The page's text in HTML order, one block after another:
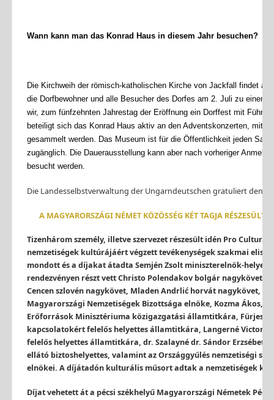
Wann kann man das Konrad Haus in diesem Jahr besuchen?
Die Kirchweih der römisch-katholischen Kirche von Jackfall findet
die Dorfbewohner und alle Besucher des Dorfes am 2. Juli zu
wir, zum fünfzehnten Jahrestag der Eröffnung ein Dorffest mit
beteiligt sich das Konrad Haus aktiv an den Adventskonzerten, mit
gesammelt werden. Das Museum ist für die Öffentlichkeit jeden
zugänglich. Die Dauerausstellung kann aber nach vorheriger
besucht werden.
Die Landesselbstverwaltung der Ungarndeutschen gratuliert den
A MAGYARORSZÁGI NÉMET KÖZÖSSÉG KÉT TAGJA
Tizenhárom személy, illetve szervezet részesült idén Pro
nemzetiségek kultúrájáért végzett tevékenységek szakmai
mondott és a díjakat átadta Semjén Zsolt miniszterelnök-
rendezvényen részt vett Christo Polendakov bolgár nagykövet,
Cencen szlovén nagykövet, Mladen Andrlić horvát nagykövet,
Magyarországi Nemzetiségek Bizottsága elnöke, Kozma Ákos,
Erőforrások Minisztériuma közigazgatási államtitkára, Fürjes
kapcsolatokért felelős helyettes államtitkára, Langerné Victor
felelős helyettes államtitkára, dr. Szalayné dr. Sándor
ellátó biztoshelyettes, valamint az Országgyűlés nemzetiségi
elnökei. A díjátadón kulturális műsort adtak a nemzetiségek k
Díjat vehetett át a pécsi székhelyű Magyarországi Németek Pécs